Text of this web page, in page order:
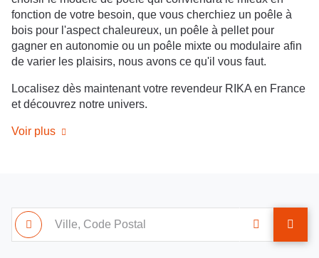
fonction de votre besoin, que vous cherchiez un poêle à
bois pour l'aspect chaleureux, un poêle à pellet pour
gagner en autonomie ou un poêle mixte ou modulaire afin
de varier les plaisirs, nous avons ce qu'il vous faut.
Localisez dès maintenant votre revendeur RIKA en France
et découvrez notre univers.
Voir plus
À
proximité
,
trouver
Ville,
Code
Postal
Filtrer
les
un
point